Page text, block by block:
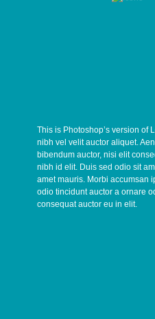
This is Photoshop’s version of
nibh vel velit auctor aliquet.
bibendum auctor, nisi elit
nibh id elit. Duis sed odio sit
amet mauris. Morbi accumsan
odio tincidunt auctor a ornare
consequat auctor eu in elit.